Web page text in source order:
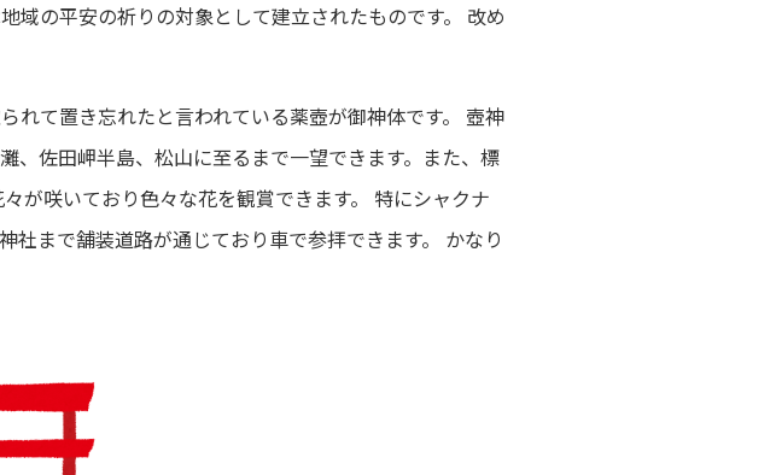
域の平安の祈りの対象として建立されたものです。 改め
れて置き忘れたと言われている薬壺が御神体です。 壺神
、佐田岬半島、松山に至るまで一望できます。また、標
が咲いており色々な花を観賞できます。 特にシャクナ
まで舗装道路が通じており車で参拝できます。 かなり